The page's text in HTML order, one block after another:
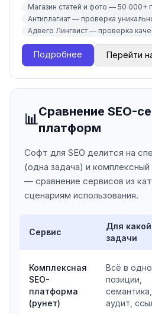
Магазин статей и фото — 50 000+
Антиплагиат — проверка
Адвего Лингвист — проверка
Подробнее Перейти
📊Сравнение SEO-
платформ
Софт для SEO делится на
(одна задача) и
— сравнение сервисов из
сценариям использования.
Сервис
Для какой
задачи
Комплексная
SEO-
платформа
(рунет)
Всё в
позиции,
семантика,
аудит,